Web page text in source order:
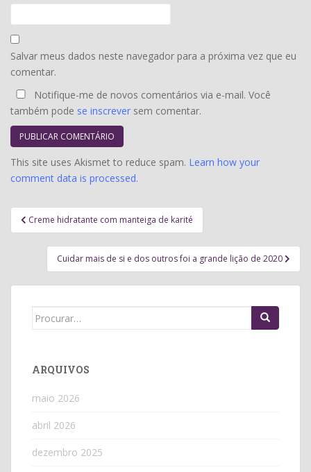
Salvar meus dados neste navegador para a próxima vez que eu
comentar.
Notifique-me de novos comentários via e-mail. Você
também pode se inscrever sem comentar.
This site uses Akismet to reduce spam. Learn how your
comment data is processed.
Navegação
de
Creme hidratante com manteiga de karité
Cuidar mais de si e dos outros foi a grande lição de 2020
Search
ARQUIVOS
maio 2026
abril 2026
dezembro 2025